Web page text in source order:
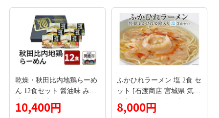
乾燥・秋田比内地鶏らーめ
ん 12食セット 醤油味 みそ
味 塩味 八郎めん
10,400円
ふかひれラーメン 塩 2食 セ
ット [石渡商店 宮城県 気仙
沼市 20563757] 魚介類 ふか
ひれ フカヒレ 鱶鰭 ラーメ
8,000円